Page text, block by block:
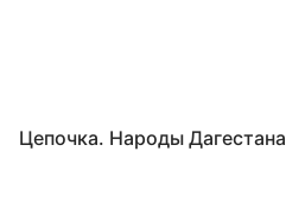
Цепочка. Народы Дагестана